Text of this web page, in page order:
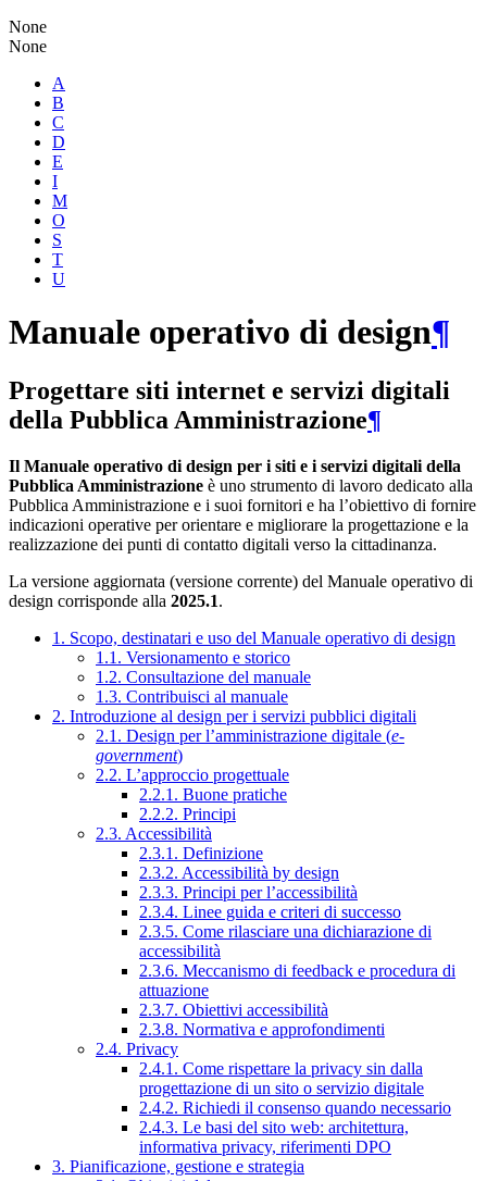
None
None
A
B
C
D
E
I
M
O
S
T
U
Manuale operativo di design¶
Progettare siti internet e servizi digitali
della Pubblica Amministrazione¶
Il Manuale operativo di design per i siti e i servizi digitali della
Pubblica Amministrazione è uno strumento di lavoro dedicato alla
Pubblica Amministrazione e i suoi fornitori e ha l’obiettivo di fornire
indicazioni operative per orientare e migliorare la progettazione e la
realizzazione dei punti di contatto digitali verso la cittadinanza.
La versione aggiornata (versione corrente) del Manuale operativo di
design corrisponde alla 2025.1.
1. Scopo, destinatari e uso del Manuale operativo di design
1.1. Versionamento e storico
1.2. Consultazione del manuale
1.3. Contribuisci al manuale
2. Introduzione al design per i servizi pubblici digitali
2.1. Design per l’amministrazione digitale (e-
government)
2.2. L’approccio progettuale
2.2.1. Buone pratiche
2.2.2. Principi
2.3. Accessibilità
2.3.1. Definizione
2.3.2. Accessibilità by design
2.3.3. Principi per l’accessibilità
2.3.4. Linee guida e criteri di successo
2.3.5. Come rilasciare una dichiarazione di
accessibilità
2.3.6. Meccanismo di feedback e procedura di
attuazione
2.3.7. Obiettivi accessibilità
2.3.8. Normativa e approfondimenti
2.4. Privacy
2.4.1. Come rispettare la privacy sin dalla
progettazione di un sito o servizio digitale
2.4.2. Richiedi il consenso quando necessario
2.4.3. Le basi del sito web: architettura,
informativa privacy, riferimenti DPO
3. Pianificazione, gestione e strategia